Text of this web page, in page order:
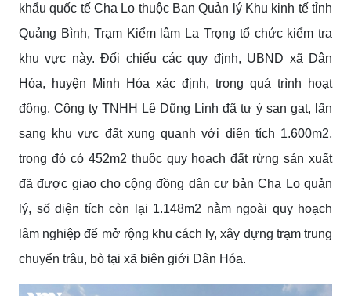
khẩu quốc tế Cha Lo thuộc Ban Quản lý Khu kinh tế tỉnh
Quảng Bình, Trạm Kiểm lâm La Trọng tổ chức kiểm tra
khu vực này. Đối chiếu các quy định, UBND xã Dân
Hóa, huyện Minh Hóa xác định, trong quá trình hoạt
động, Công ty TNHH Lê Dũng Linh đã tự ý san gạt, lấn
sang khu vực đất xung quanh với diện tích 1.600m2,
trong đó có 452m2 thuộc quy hoạch đất rừng sản xuất
đã được giao cho cộng đồng dân cư bản Cha Lo quản
lý, số diện tích còn lại 1.148m2 nằm ngoài quy hoạch
lâm nghiệp để mở rộng khu cách ly, xây dựng trạm trung
chuyển trâu, bò tại xã biên giới Dân Hóa.